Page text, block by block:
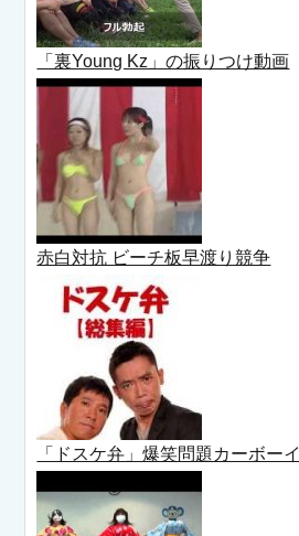
「裏Young Kz」の振りつけ動画
赤白対抗 ビーチ板早渡り競争
「ドスケ弁」爆笑問題カーボーイ